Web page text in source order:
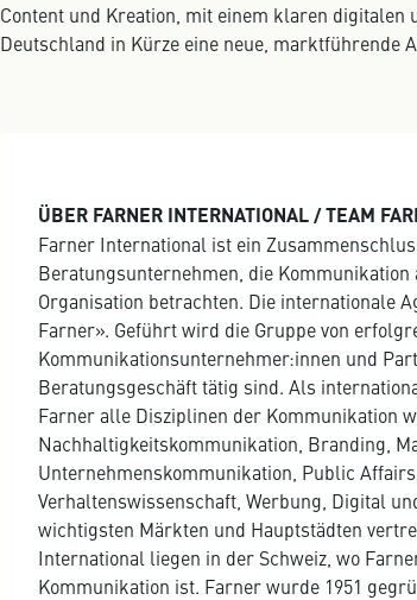
Content und Kreation, mit einem klaren
Deutschland in Kürze eine neue, marktführende
ÜBER FARNER INTERNATIONAL / TEAM
Farner International ist ein
Beratungsunternehmen, die
Organisation betrachten. Die internationale
Farner». Geführt wird die Gruppe von
Kommunikationsunternehmer:innen und
Beratungsgeschäft tätig sind. Als
Farner alle Disziplinen der Kommunikation
Nachhaltigkeitskommunikation, Branding,
Unternehmenskommunikation, Public
Verhaltenswissenschaft, Werbung, Digital
wichtigsten Märkten und Hauptstädten
International liegen in der Schweiz, wo
Kommunikation ist. Farner wurde 1951